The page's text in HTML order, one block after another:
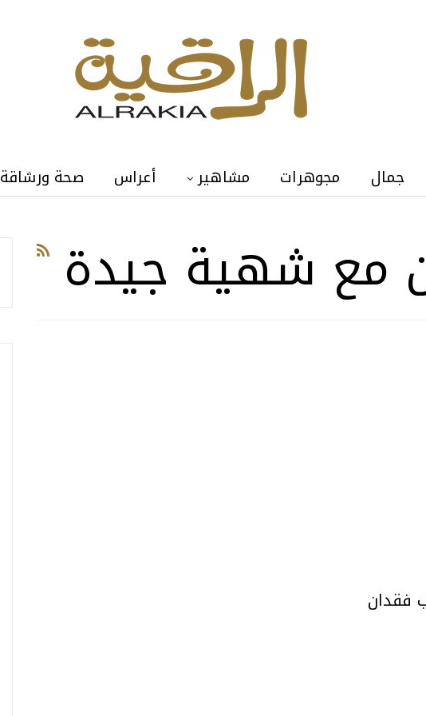
جمال مجوهرات مشاهير أعراس صحة ورشاقة
مع شهية جيدة
فقدان